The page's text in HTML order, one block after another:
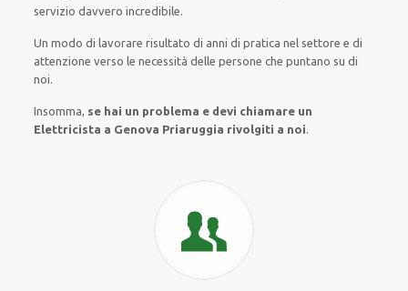
serviziodavvero incredibile.
Un modo di lavorare risultato di anni di pratica nel settore e di
attenzione verso le necessitàdelle persone che puntano su di
noi.
Insomma, se hai un problema e devi chiamare un
Elettricista a Genova Priaruggia rivolgiti a noi.